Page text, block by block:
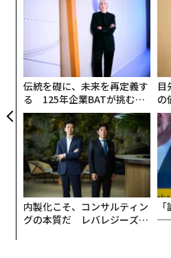
注目すべきはその中身だ。見
要素として、いずれの年代で
にのぼった。さらに「異性か
くと、20代では肌が1位、30
伝統を礎に、未来を再定義す
る 125年企業BATが挑むス
モークレスな未来
目
の
ン
内製化こそ、コンサルティン
グの本質だ レバレジーズが